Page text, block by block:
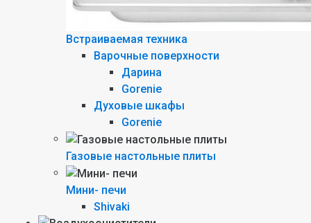
Встраиваемая техника
Варочные поверхности
Дарина
Gorenie
Духовые шкафы
Gorenie
Газовые настольные плиты
Мини- печи
Shivaki